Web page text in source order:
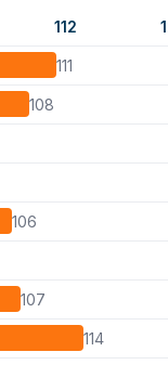
112
111
108
106
107
114